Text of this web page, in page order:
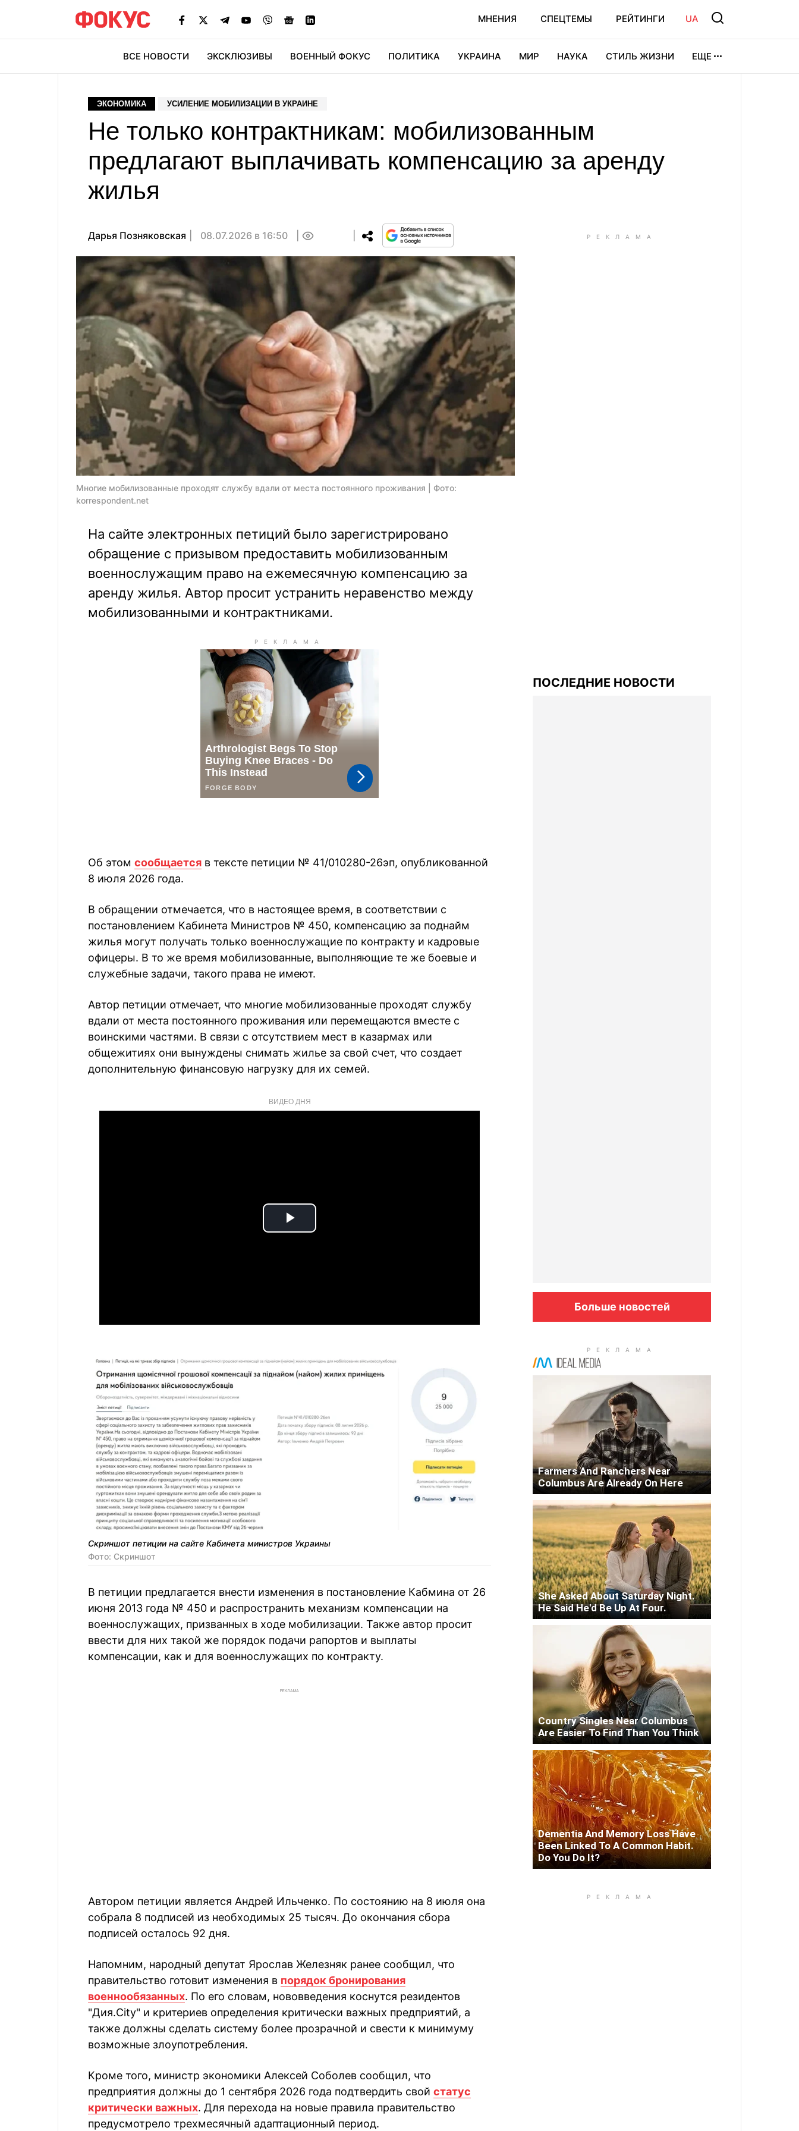
МНЕНИЯ СПЕЦТЕМЫ РЕЙТИНГИ UA
ВСЕ НОВОСТИ ЭКСКЛЮЗИВЫ ВОЕННЫЙ ФОКУС ПОЛИТИКА УКРАИНА МИР НАУКА СТИЛЬ ЖИЗНИ ЕЩЕ
ЭКОНОМИКА УСИЛЕНИЕ МОБИЛИЗАЦИИ В УКРАИНЕ
Не только контрактникам: мобилизованным
предлагают выплачивать компенсацию за аренду
жилья
Дарья Позняковская 08.07.2026 в 16:50
Многие мобилизованные проходят службу вдали от места постоянного проживания | Фото:
korrespondent.net
На сайте электронных петиций было зарегистрировано
обращение с призывом предоставить мобилизованным
военнослужащим право на ежемесячную компенсацию за
аренду жилья. Автор просит устранить неравенство между
мобилизованными и контрактниками.
Об этом сообщается в тексте петиции № 41/010280-26эп, опубликованной
8 июля 2026 года.
В обращении отмечается, что в настоящее время, в соответствии с
постановлением Кабинета Министров № 450, компенсацию за поднайм
жилья могут получать только военнослужащие по контракту и кадровые
офицеры. В то же время мобилизованные, выполняющие те же боевые и
служебные задачи, такого права не имеют.
Автор петиции отмечает, что многие мобилизованные проходят службу
вдали от места постоянного проживания или перемещаются вместе с
воинскими частями. В связи с отсутствием мест в казармах или
общежитиях они вынуждены снимать жилье за свой счет, что создает
дополнительную финансовую нагрузку для их семей.
ВИДЕО ДНЯ
Play
Скриншот петиции на сайте Кабинета министров Украины
Фото: Скриншот
В петиции предлагается внести изменения в постановление Кабмина от 26
июня 2013 года № 450 и распространить механизм компенсации на
военнослужащих, призванных в ходе мобилизации. Также автор просит
ввести для них такой же порядок подачи рапортов и выплаты
компенсации, как и для военнослужащих по контракту.
РЕКЛАМА
Автором петиции является Андрей Ильченко. По состоянию на 8 июля она
собрала 8 подписей из необходимых 25 тысяч. До окончания сбора
подписей осталось 92 дня.
Напомним, народный депутат Ярослав Железняк ранее сообщил, что
правительство готовит изменения в порядок бронирования
военнообязанных. По его словам, нововведения коснутся резидентов
"Дия.City" и критериев определения критически важных предприятий, а
также должны сделать систему более прозрачной и свести к минимуму
возможные злоупотребления.
Кроме того, министр экономики Алексей Соболев сообщил, что
предприятия должны до 1 сентября 2026 года подтвердить свой статус
критически важных. Для перехода на новые правила правительство
предусмотрело трехмесячный адаптационный период.
ПОСЛЕДНИЕ НОВОСТИ
Больше новостей